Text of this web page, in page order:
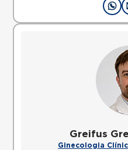
Greifus
Ginecologia